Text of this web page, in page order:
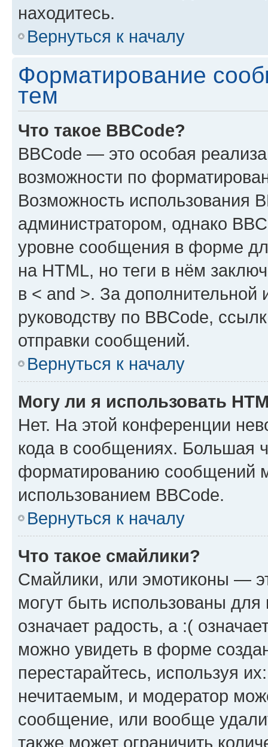
находитесь.
Вернуться к началу
Форматирование
тем
Что такое BBCode?
BBCode — это особая
возможности по
Возможность использования
администратором, однако
уровне сообщения в форме
на HTML, но теги в нём
в < and >. За
руководству по BBCode,
отправки сообщений.
Вернуться к началу
Могу ли я использовать
Нет. На этой конференции
кода в сообщениях. Большая
форматированию сообщений
использованием BBCode.
Вернуться к началу
Что такое смайлики?
Смайлики, или эмотиконы —
могут быть использованы
означает радость, а :(
можно увидеть в форме
перестарайтесь, используя
нечитаемым, и модератор
сообщение, или вообще
также может ограничить